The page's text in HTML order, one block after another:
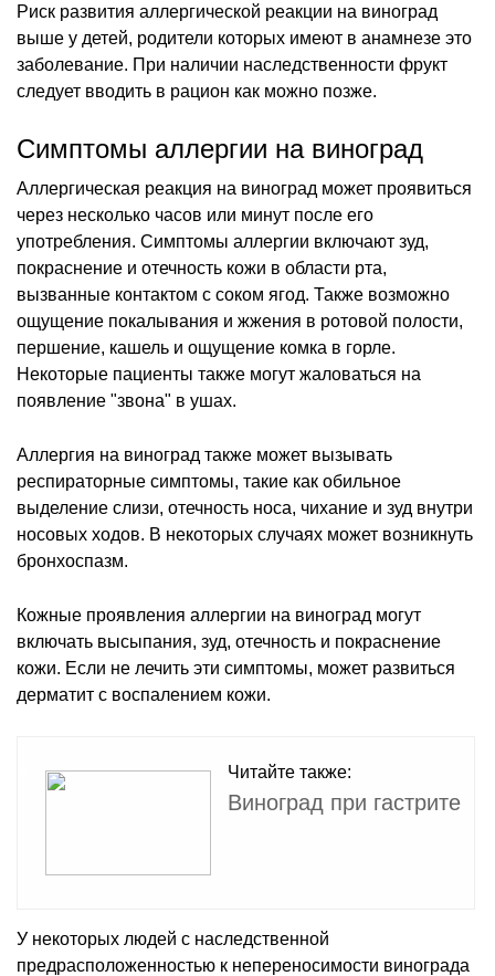
Риск развития аллергической реакции на виноград
выше у детей, родители которых имеют в анамнезе это
заболевание. При наличии наследственности фрукт
следует вводить в рацион как можно позже.
Симптомы аллергии на виноград
Аллергическая реакция на виноград может проявиться
через несколько часов или минут после его
употребления. Симптомы аллергии включают зуд,
покраснение и отечность кожи в области рта,
вызванные контактом с соком ягод. Также возможно
ощущение покалывания и жжения в ротовой полости,
першение, кашель и ощущение комка в горле.
Некоторые пациенты также могут жаловаться на
появление "звона" в ушах.
Аллергия на виноград также может вызывать
респираторные симптомы, такие как обильное
выделение слизи, отечность носа, чихание и зуд внутри
носовых ходов. В некоторых случаях может возникнуть
бронхоспазм.
Кожные проявления аллергии на виноград могут
включать высыпания, зуд, отечность и покраснение
кожи. Если не лечить эти симптомы, может развиться
дерматит с воспалением кожи.
Читайте также:
Виноград при гастрите
У некоторых людей с наследственной
предрасположенностью к непереносимости винограда